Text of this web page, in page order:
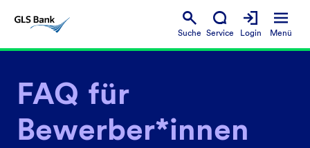
Suche Service Login Menü
FAQ für
Bewerber*innen